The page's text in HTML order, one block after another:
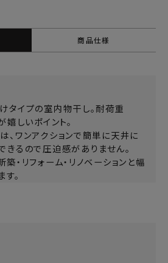
商品仕様
タイプの室内物干し。耐荷重
しいポイント。
、ワンアクションで簡単に天井に
きるので圧迫感がありません。
・リフォーム・リノベーションと幅
。